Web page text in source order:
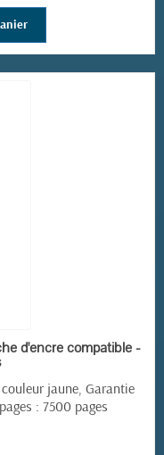
d'encre compatible -
jaune, Garantie
: 7500 pages